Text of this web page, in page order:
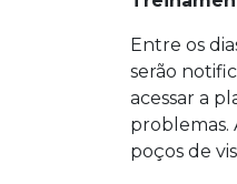
Entre os
serão
acessar a
problemas.
poços de